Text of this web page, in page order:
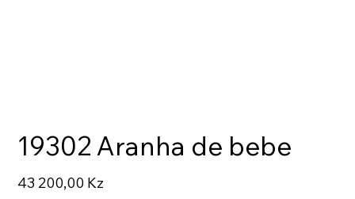
19302 Aranha de bebe
Preço
43 200,00 Kz